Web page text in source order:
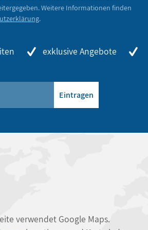
Weitere Informationen finden
.
exklusive Angebote
Eintragen
verwendet Google Maps.